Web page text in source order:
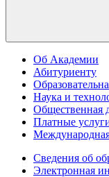
Об Академии
Абитуриенту
Наука и
Общественная
Платные
Международная
Сведения об
Электронная